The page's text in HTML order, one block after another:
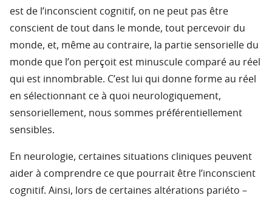
est de l’inconscient cognitif, on ne peut pas être
conscient de tout dans le monde, tout percevoir du
monde, et, même au contraire, la partie sensorielle du
monde que l’on perçoit est minuscule comparé au réel
qui est innombrable. C’est lui qui donne forme au réel
en sélectionnant ce à quoi neurologiquement,
sensoriellement, nous sommes préférentiellement
sensibles.
En neurologie, certaines situations cliniques peuvent
aider à comprendre ce que pourrait être l’inconscient
cognitif. Ainsi, lors de certaines altérations pariéto –